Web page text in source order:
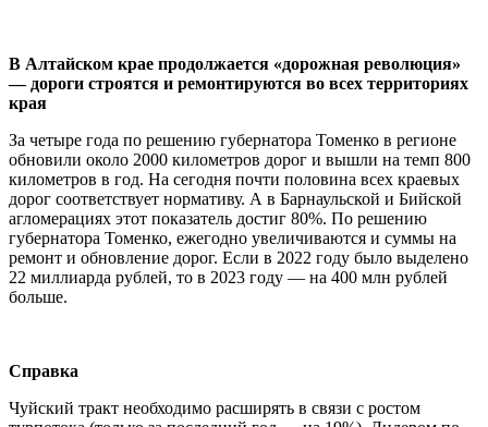
В Алтайском крае продолжается «дорожная революция»
— дороги строятся и ремонтируются во всех территориях
края
За четыре года по решению губернатора Томенко в регионе
обновили около 2000 километров дорог и вышли на темп 800
километров в год. На сегодня почти половина всех краевых
дорог соответствует нормативу. А в Барнаульской и Бийской
агломерациях этот показатель достиг 80%. По решению
губернатора Томенко, ежегодно увеличиваются и суммы на
ремонт и обновление дорог. Если в 2022 году было выделено
22 миллиарда рублей, то в 2023 году — на 400 млн рублей
больше.
Справка
Чуйский тракт необходимо расширять в связи с ростом